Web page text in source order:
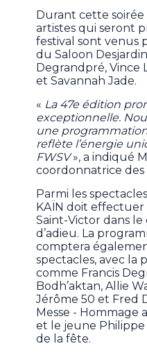
Durant cette
artistes qui seront
festival sont venus
du Saloon
Degrandpré, Vince
et Savannah Jade.
« La 47e édition
exceptionnelle.
une
reflète l’énergie
FWSV», a indiqué
coordonnatrice des
Parmi les
KAÏN doit effectuer
Saint-Victor dans
d’adieu. La
comptera
spectacles, avec la
comme Francis
Bodh’aktan, Allie
Jérôme 50 et Fred
Messe - Hommage
et le jeune Philippe
de la fête.